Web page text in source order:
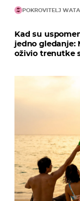
POKROVITELJ WATA
Kad su
jedno gledanje:
oživio trenutke